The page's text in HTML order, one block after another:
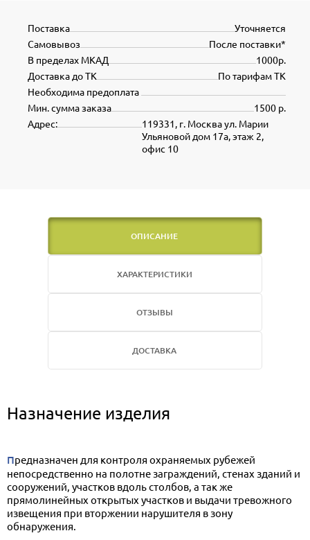
Уточняется
Поставка
После поставки*
Самовывоз
1000р.
В пределах МКАД
По тарифам ТК
Доставка до ТК
Необходима предоплата
1500 р.
Мин. сумма заказа
119331, г. Москва ул. Марии
Ульяновой дом 17а, этаж 2,
офис 10
Адрес:
ОПИСАНИЕ
ХАРАКТЕРИСТИКИ
ОТЗЫВЫ
ДОСТАВКА
Назначение изделия
Предназначен для контроля охраняемых рубежей
непосредственно на полотне заграждений, стенах зданий и
сооружений, участков вдоль столбов, а так же
прямолинейных открытых участков и выдачи тревожного
извещения при вторжении нарушителя в зону
обнаружения.